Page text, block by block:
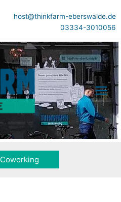
host@thinkfarm-eberswalde.de
03334-3010056
Coworking